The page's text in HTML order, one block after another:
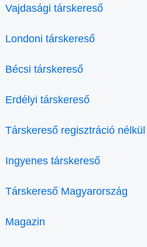
Vajdasági társkereső
Londoni társkereső
Bécsi társkereső
Erdélyi társkereső
Társkereső regisztráció nélkül
Ingyenes társkereső
Társkereső Magyarország
Magazin